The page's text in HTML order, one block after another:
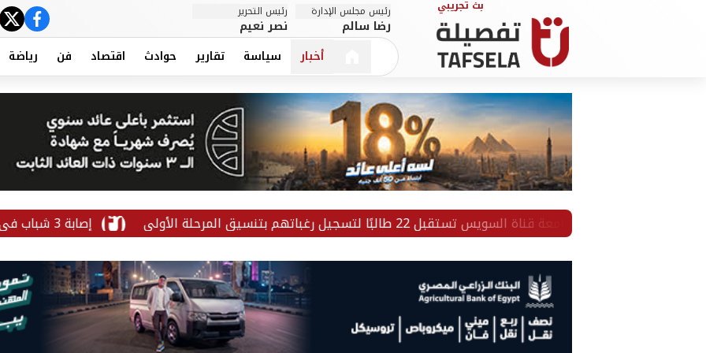
رئيس مجلس الإدارة
رضا سالم
رئيس التحرير
نصر نعيم
أخبار سياسة تقارير حوادث اقتصاد فن رياضة
إصابة 3 شباب في حادث تصادم أمام جامعة قنا لليوم الرابع.. جامعة قناة السويس تستقبل 22 طالبًا لتسجيل رغباتهم بتنسيق المرحلة الأولى